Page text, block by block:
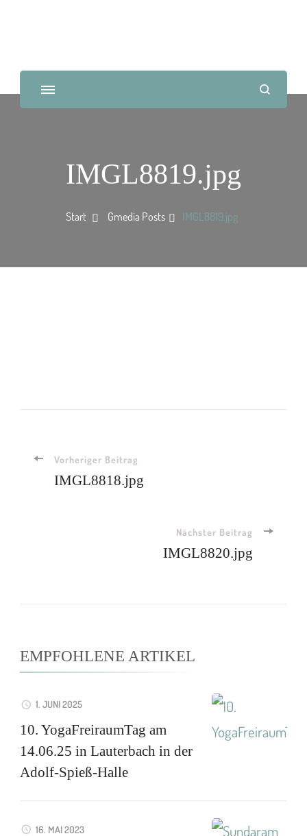
IMGL8819.jpg
Start Gmedia Posts IMGL8819.jpg
Beitragsnavigation
Vorheriger Beitrag
IMGL8818.jpg
Nächster Beitrag
IMGL8820.jpg
EMPFOHLENE ARTIKEL
1. JUNI 2025
10. YogaFreiraumTag am
14.06.25 in Lauterbach in der
Adolf-Spieß-Halle
16. MAI 2023